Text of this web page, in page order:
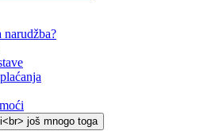
narudžba?